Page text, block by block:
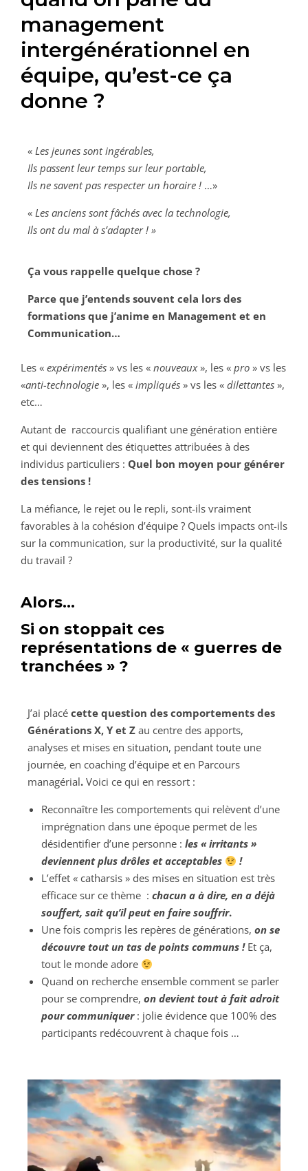
management
intergénérationnel en
équipe, qu’est-ce ça
donne ?
« Les jeunes sont ingérables,
Ils passent leur temps sur leur portable,
Ils ne savent pas respecter un horaire ! …»
« Les anciens sont fâchés avec la technologie,
Ils ont du mal à s’adapter ! »
Ça vous rappelle quelque chose ?
Parce que j’entends souvent cela lors des
formations que j’anime en Management et en
Communication…
Les « expérimentés » vs les « nouveaux», les « pro » vs les
«anti-technologie », les « impliqués » vs les « dilettantes »,
etc…
Autant de raccourcis qualifiant une génération entière
et qui deviennent des étiquettes attribuées à des
individus particuliers : Quel bon moyen pour générer
des tensions !
La méfiance, le rejet ou le repli, sont-ils vraiment
favorables à la cohésion d’équipe ? Quels impacts ont-ils
sur la communication, sur la productivité, sur la qualité
du travail ?
Alors…
Si on stoppait ces
représentations de « guerres de
tranchées » ?
J’ai placé cette question des comportements des
Générations X, Y et Z au centre des apports,
analyses et mises en situation, pendant toute une
journée, en coaching d’équipe et en Parcours
managérial. Voici ce qui en ressort :
Reconnaître les comportements qui relèvent d’une
imprégnation dans une époque permet de les
désidentifier d’une personne : les « irritants »
deviennent plus drôles et acceptables
!
L’effet « catharsis » des mises en situation est très
efficace sur ce thème : chacun a à dire, en a déjà
souffert, sait qu’il peut en faire souffrir.
Une fois compris les repères de générations, on se
découvre tout un tas de points communs !Et ça,
tout le monde adore
Quand on recherche ensemble comment se parler
pour se comprendre, on devient tout à fait adroit
pour communiquer : jolie évidence que 100% des
participants redécouvrent à chaque fois …